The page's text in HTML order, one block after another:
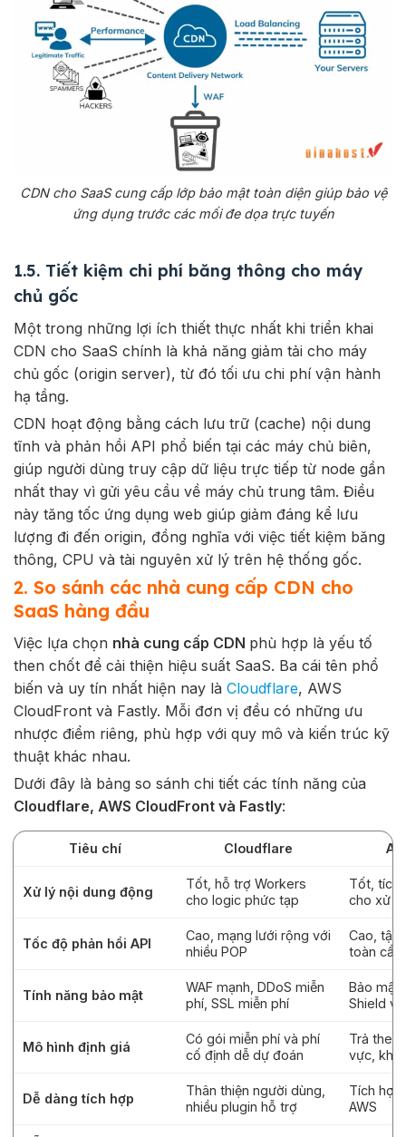
CDN cho SaaS cung cấp lớp bảo mật toàn diện giúp bảo vệ
ứng dụng trước các mối đe dọa trực tuyến
1.5. Tiết kiệm chi phí băng thông cho máy
chủ gốc
Một trong những lợi ích thiết thực nhất khi triển khai
CDN cho SaaS chính là khả năng giảm tải cho máy
chủ gốc (origin server), từ đó tối ưu chi phí vận hành
hạ tầng.
CDN hoạt động bằng cách lưu trữ (cache) nội dung
tĩnh và phản hồi API phổ biến tại các máy chủ biên,
giúp người dùng truy cập dữ liệu trực tiếp từ node gần
nhất thay vì gửi yêu cầu về máy chủ trung tâm. Điều
này tăng tốc ứng dụng web giúp giảm đáng kể lưu
lượng đi đến origin, đồng nghĩa với việc tiết kiệm băng
thông, CPU và tài nguyên xử lý trên hệ thống gốc.
2. So sánh các nhà cung cấp CDN cho
SaaS hàng đầu
Việc lựa chọn nhà cung cấp CDN phù hợp là yếu tố
then chốt để cải thiện hiệu suất SaaS. Ba cái tên phổ
biến và uy tín nhất hiện nay là Cloudflare, AWS
CloudFront và Fastly. Mỗi đơn vị đều có những ưu
nhược điểm riêng, phù hợp với quy mô và kiến trúc kỹ
thuật khác nhau.
Dưới đây là bảng so sánh chi tiết các tính năng của
Cloudflare, AWS CloudFront và Fastly:
Tiêu chí Cloudflare
Xử lý nội dung động
Tốt, hỗ trợ Workers
cho logic phức tạp
Tốt, tích
cho xử
Tốc độ phản hồi API
Cao, mạng lưới rộng với
nhiều POP
Cao, tận
toàn cầu
Tính năng bảo mật
WAF mạnh, DDoS miễn
phí, SSL miễn phí
Bảo mật
Shield và
Mô hình định giá
Có gói miễn phí và phí
cố định dễ dự đoán
Trả theo
vực,
Dễ dàng tích hợp
Thân thiện người dùng,
nhiều plugin hỗ trợ
Tích hợp
AWS